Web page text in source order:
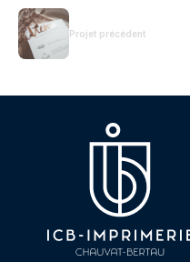
Projet précédent